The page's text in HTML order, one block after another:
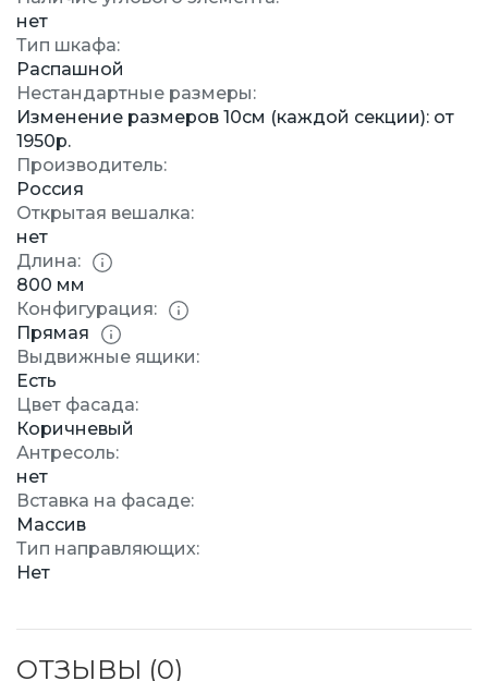
нет
Тип шкафа:
Распашной
Нестандартные размеры:
Изменение размеров 10см (каждой секции): от
1950р.
Производитель:
Россия
Открытая вешалка:
нет
Длина:
800 мм
Конфигурация:
Прямая
Выдвижные ящики:
Есть
Цвет фасада:
Коричневый
Антресоль:
нет
Вставка на фасаде:
Массив
Тип направляющих:
Нет
ОТЗЫВЫ (0)